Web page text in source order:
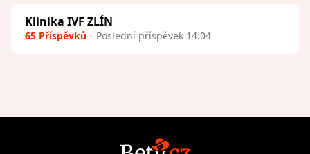
Klinika IVF ZLÍN
65 Příspěvků Poslední příspěvek 14:04